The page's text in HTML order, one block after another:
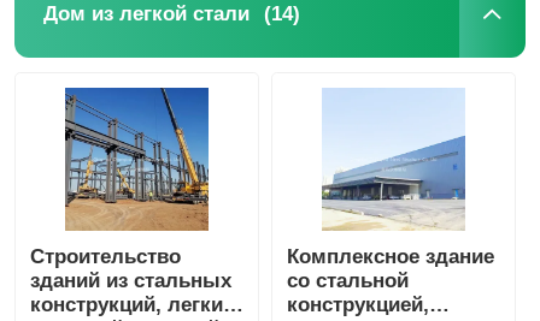
Главная страница
Продукция
О Компании
Дом из легкой стали (14)
Строительство
зданий из стальных
конструкций, легкий
Комплексное здание
со стальной
конструкцией,